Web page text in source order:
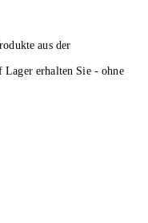
aus der
erhalten Sie - ohne